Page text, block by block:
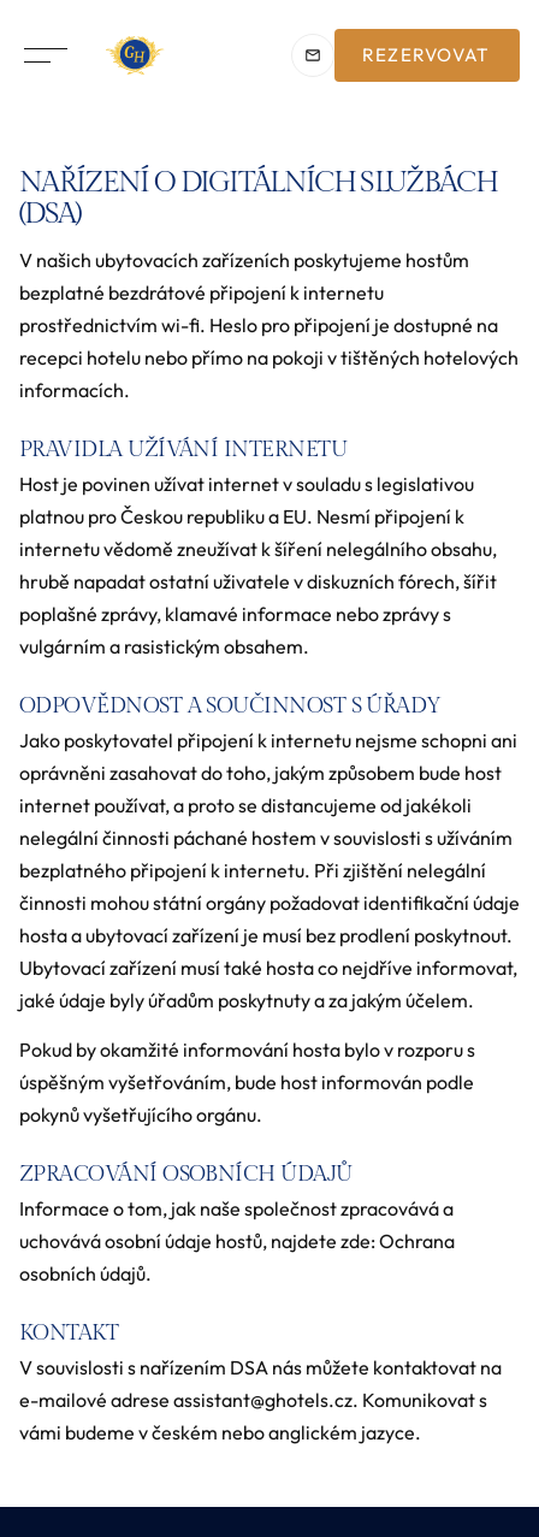
REZERVOVAT
NAŘÍZENÍ O DIGITÁLNÍCH SLUŽBÁCH
(DSA)
V našich ubytovacích zařízeních poskytujeme hostům
bezplatné bezdrátové připojení k internetu
prostřednictvím wi-fi. Heslo pro připojení je dostupné na
recepci hotelu nebo přímo na pokoji v tištěných hotelových
informacích.
PRAVIDLA UŽÍVÁNÍ INTERNETU
Host je povinen užívat internet v souladu s legislativou
platnou pro Českou republiku a EU. Nesmí připojení k
internetu vědomě zneužívat k šíření nelegálního obsahu,
hrubě napadat ostatní uživatele v diskuzních fórech, šířit
poplašné zprávy, klamavé informace nebo zprávy s
vulgárním a rasistickým obsahem.
ODPOVĚDNOST A SOUČINNOST S ÚŘADY
Jako poskytovatel připojení k internetu nejsme schopni ani
oprávněni zasahovat do toho, jakým způsobem bude host
internet používat, a proto se distancujeme od jakékoli
nelegální činnosti páchané hostem v souvislosti s užíváním
bezplatného připojení k internetu. Při zjištění nelegální
činnosti mohou státní orgány požadovat identifikační údaje
hosta a ubytovací zařízení je musí bez prodlení poskytnout.
Ubytovací zařízení musí také hosta co nejdříve informovat,
jaké údaje byly úřadům poskytnuty a za jakým účelem.
Pokud by okamžité informování hosta bylo v rozporu s
úspěšným vyšetřováním, bude host informován podle
pokynů vyšetřujícího orgánu.
ZPRACOVÁNÍ OSOBNÍCH ÚDAJŮ
Informace o tom, jak naše společnost zpracovává a
uchovává osobní údaje hostů, najdete zde:Ochrana
osobních údajů.
KONTAKT
V souvislosti s nařízením DSA nás můžete kontaktovat na
e-mailové adrese assistant@ghotels.cz. Komunikovat s
vámi budeme v českém nebo anglickém jazyce.